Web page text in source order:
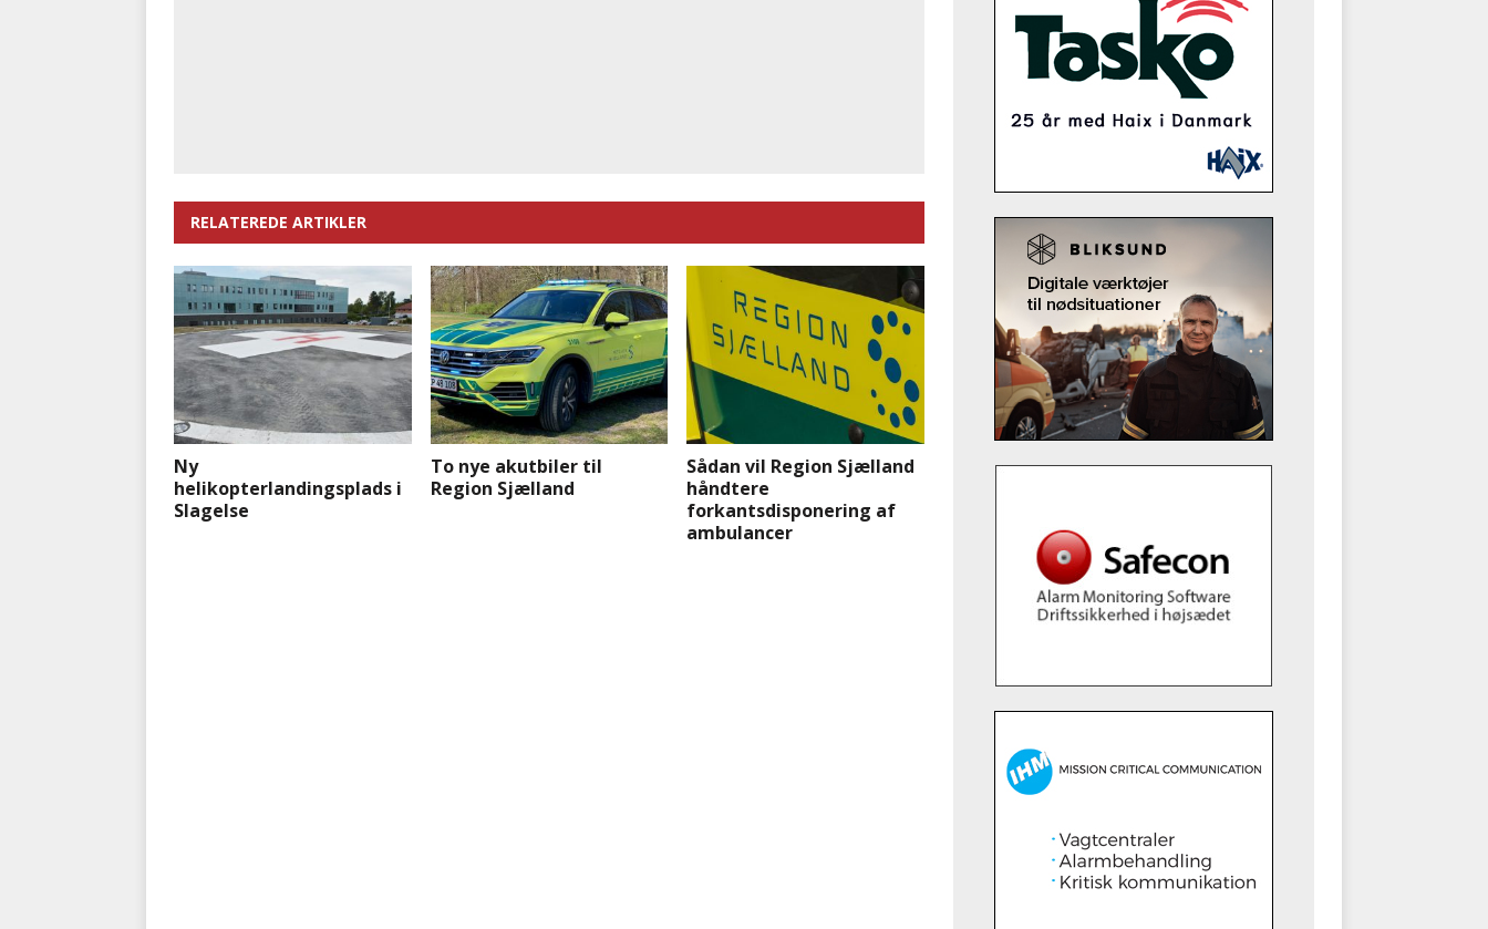
RELATEREDE ARTIKLER
Ny
helikopterlandingsplads i
Slagelse
To nye akutbiler til
Region Sjælland
Sådan vil Region Sjælland
håndtere
forkantsdisponering af
ambulancer